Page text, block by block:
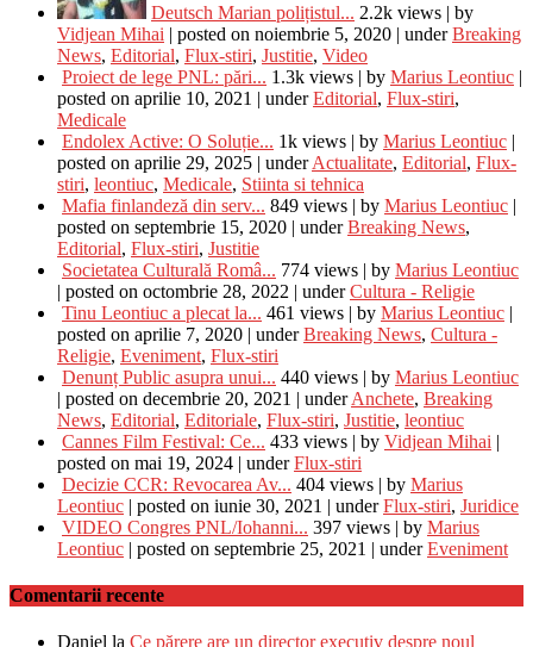
Deutsch Marian polițistul... 2.2k views | by
Vidjean Mihai | posted on noiembrie 5, 2020 | underBreaking
News, Editorial, Flux-stiri, Justitie, Video
Proiect de lege PNL: pări... 1.3k views | by Marius Leontiuc |
posted on aprilie 10, 2021 | underEditorial, Flux-stiri,
Medicale
Endolex Active: O Soluție... 1k views | by Marius Leontiuc |
posted on aprilie 29, 2025 | underActualitate, Editorial, Flux-
stiri, leontiuc, Medicale, Stiinta si tehnica
Mafia finlandeză din serv... 849 views | by Marius Leontiuc |
posted on septembrie 15, 2020 | underBreaking News,
Editorial, Flux-stiri, Justitie
Societatea Culturală Româ... 774 views | by Marius Leontiuc
| posted on octombrie 28, 2022 | underCultura - Religie
Tinu Leontiuc a plecat la... 461 views | by Marius Leontiuc |
posted on aprilie 7, 2020 | underBreaking News, Cultura -
Religie, Eveniment, Flux-stiri
Denunț Public asupra unui... 440 views | by Marius Leontiuc
| posted on decembrie 20, 2021 | underAnchete, Breaking
News, Editorial, Editoriale, Flux-stiri, Justitie, leontiuc
Cannes Film Festival: Ce... 433 views | by Vidjean Mihai |
posted on mai 19, 2024 | underFlux-stiri
Decizie CCR: Revocarea Av... 404 views | by Marius
Leontiuc | posted on iunie 30, 2021 | underFlux-stiri, Juridice
VIDEO Congres PNL/Iohanni... 397 views | by Marius
Leontiuc | posted on septembrie 25, 2021 | underEveniment
Comentarii recente
Daniel la Ce părere are un director executiv despre noul